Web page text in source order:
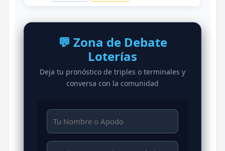
💬 Zona de Debate
Loterías
Deja tu pronóstico de triples o terminales y
conversa con la comunidad